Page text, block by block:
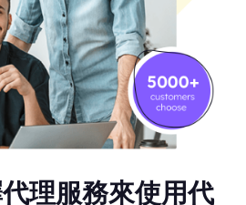
理服務來使用代